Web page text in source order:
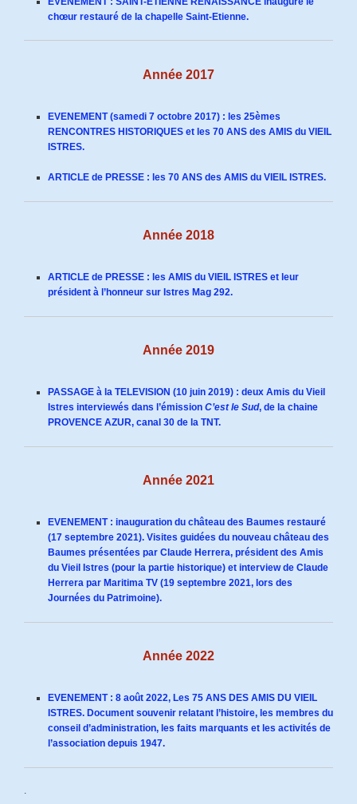
chœur restauré de la chapelle Saint-Etienne.
Année 2017
EVENEMENT (samedi 7 octobre 2017) : les 25èmes
RENCONTRES HISTORIQUES et les 70 ANS des AMIS du VIEIL
ISTRES.
ARTICLE de PRESSE : les 70 ANS des AMIS du VIEIL ISTRES.
Année 2018
ARTICLE de PRESSE : les AMIS du VIEIL ISTRES et leur
président à l’honneur sur Istres Mag 292.
Année 2019
PASSAGE à la TELEVISION (10 juin 2019) : deux Amis du Vieil
Istres interviewés dans l’émission C’est le Sud, de la chaine
PROVENCE AZUR, canal 30 de la TNT.
Année 2021
EVENEMENT : inauguration du château des Baumes restauré
(17 septembre 2021). Visites guidées du nouveau château des
Baumes présentées par Claude Herrera, président des Amis
du Vieil Istres (pour la partie historique) et interview de Claude
Herrera par Maritima TV (19 septembre 2021, lors des
Journées du Patrimoine).
Année 2022
EVENEMENT : 8 août 2022, Les 75 ANS DES AMIS DU VIEIL
ISTRES. Document souvenir relatant l’histoire, les membres du
conseil d’administration, les faits marquants et les activités de
l’association depuis 1947.
.